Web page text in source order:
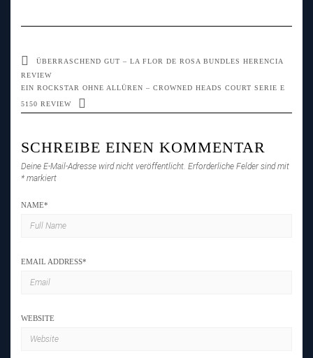
ÜBERRASCHEND GUT – LA FLOR DE ROSA BUNDLES HERENCIA
REVIEW
EIN ROCKSTAR OHNE ALLÜREN – CROWNED HEADS COURT SERIE E
5150 REVIEW
SCHREIBE EINEN KOMMENTAR
Deine E-Mail-Adresse wird nicht veröffentlicht. Erforderliche Felder sind mit
* markiert
NAME*
EMAIL ADDRESS*
WEBSITE